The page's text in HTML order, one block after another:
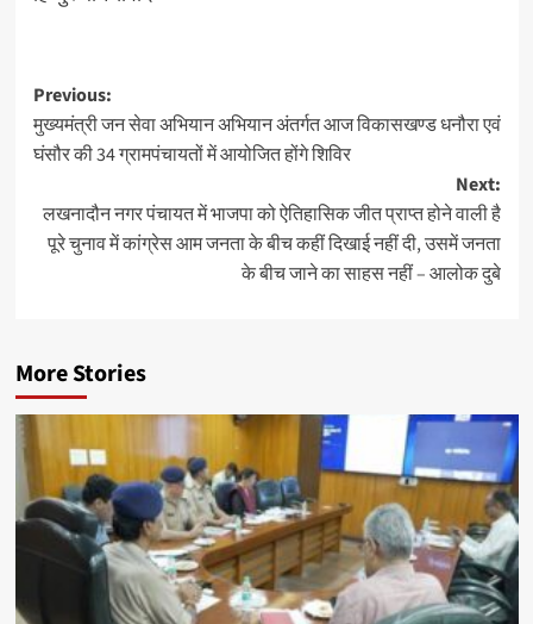
Post
navigation
Previous:
मुख्यमंत्री जन सेवा अभियान अभियान अंतर्गत आज विकासखण्ड धनौरा एवं
घंसौर की 34 ग्रामपंचायतों में आयोजित होंगे शिविर
Next:
लखनादौन नगर पंचायत में भाजपा को ऐतिहासिक जीत प्राप्त होने वाली है
पूरे चुनाव में कांग्रेस आम जनता के बीच कहीं दिखाई नहीं दी, उसमें जनता
के बीच जाने का साहस नहीं – आलोक दुबे
More Stories